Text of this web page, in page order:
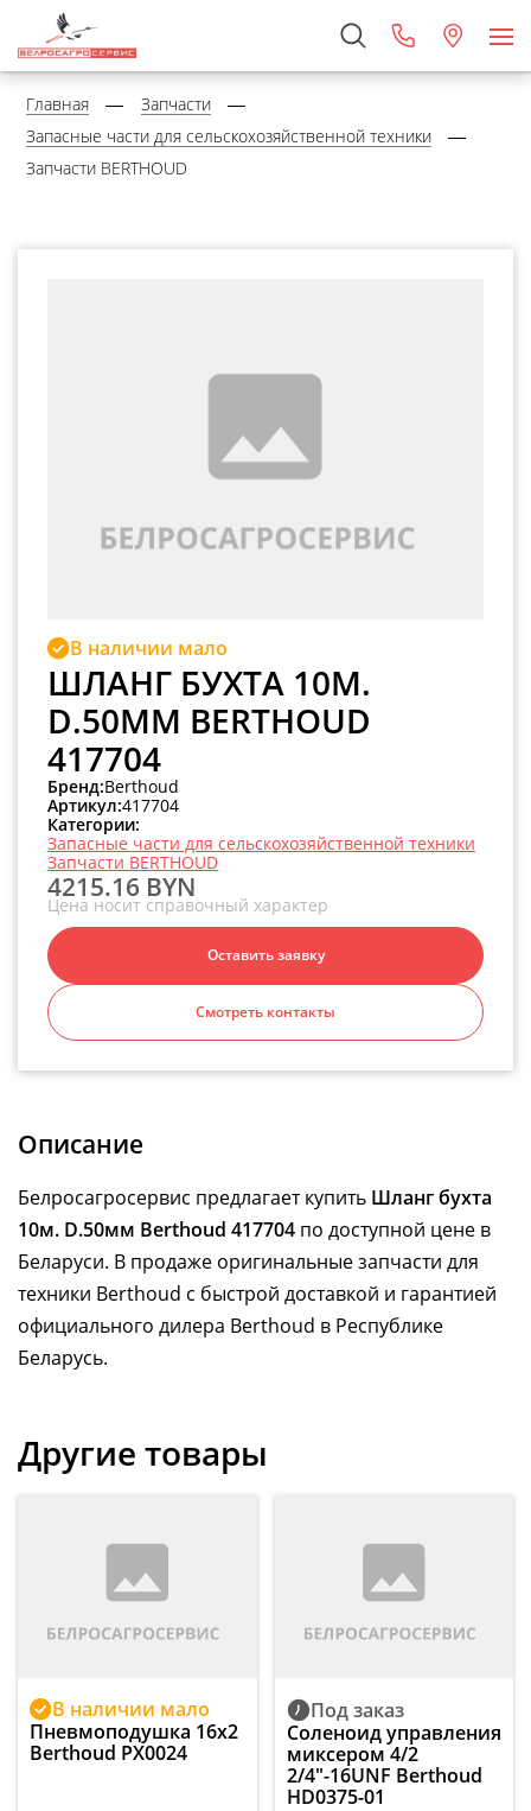
Главная
Запчасти
Запасные части для сельскохозяйственной техники
Запчасти BERTHOUD
В наличии мало
ШЛАНГ БУХТА 10М.
D.50ММ BERTHOUD
417704
Бренд:Berthoud
Артикул:417704
Категории:
Запасные части для сельскохозяйственной техники
Запчасти BERTHOUD
4215.16 BYN
Цена носит справочный характер
Оставить заявку
Смотреть контакты
Описание
Белросагросервис предлагает купить Шланг бухта
10м. D.50мм Berthoud 417704 по доступной цене в
Беларуси. В продаже оригинальные запчасти для
техники Berthoud с быстрой доставкой и гарантией
официального дилера Berthoud в Республике
Беларусь.
Другие товары
В наличии мало
Пневмоподушка 16x2
Berthoud PX0024
Под заказ
Соленоид управления
миксером 4/2
2/4"-16UNF Berthoud
HD0375-01